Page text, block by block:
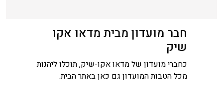
חבר מועדון מבית מדאו אקו
שיק
כחברי מועדון של מדאו אקו-שיק, תוכלו ליהנות
מכל הטבות המועדון גם כאן באתר הבית.